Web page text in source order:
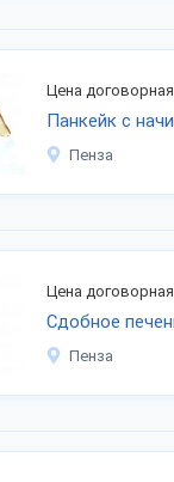
Цена договорная
Панкейк с
Пенза
Цена договорная
Сдобное
Пенза